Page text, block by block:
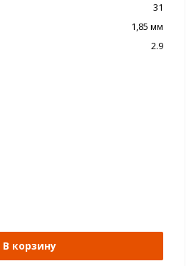
31
1,85 мм
2.9
В корзину